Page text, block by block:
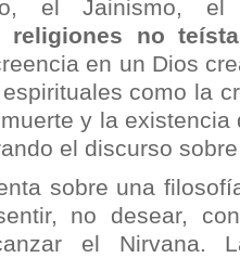
el Jainismo, el
religiones no
en un Dios
como la
y la
el discurso
sobre una
no desear,
el Nirvana.